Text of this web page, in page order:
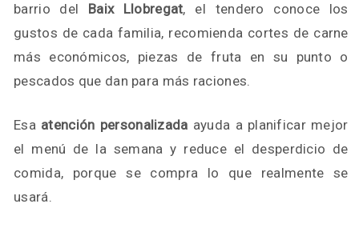
barrio del Baix Llobregat, el tendero conoce los
gustos de cada familia, recomienda cortes de carne
más económicos, piezas de fruta en su punto o
pescados que dan para más raciones.
Esa atención personalizada ayuda a planificar mejor
el menú de la semana y reduce el desperdicio de
comida, porque se compra lo que realmente se
usará.